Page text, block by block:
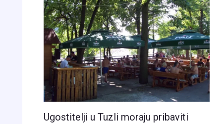
Ugostitelji u Tuzli moraju pribaviti